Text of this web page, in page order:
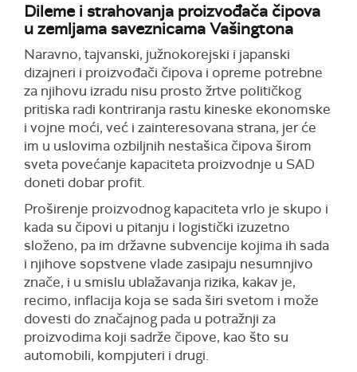
Dileme i strahovanja proizvođača čipova
u zemljama saveznicama Vašingtona
Naravno, tajvanski, južnokorejski i japanski
dizajneri i proizvođači čipova i opreme potrebne
za njihovu izradu nisu prosto žrtve političkog
pritiska radi kontriranja rastu kineske ekonomske
i vojne moći, već i zainteresovana strana, jer će
im u uslovima ozbiljnih nestašica čipova širom
sveta povećanje kapaciteta proizvodnje u SAD
doneti dobar profit.
Proširenje proizvodnog kapaciteta vrlo je skupo i
kada su čipovi u pitanju i logistički izuzetno
složeno, pa im državne subvencije kojima ih sada
i njihove sopstvene vlade zasipaju nesumnjivo
znače, i u smislu ublažavanja rizika, kakav je,
recimo, inflacija koja se sada širi svetom i može
dovesti do značajnog pada u potražnji za
proizvodima koji sadrže čipove, kao što su
automobili, kompjuteri i drugi.